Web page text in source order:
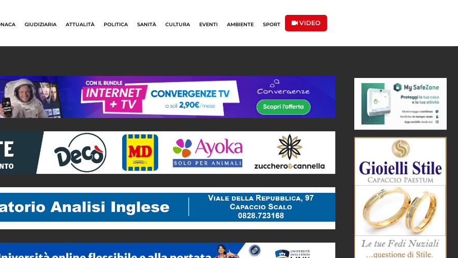
GIUDIZIARIA ATTUALITÀ POLITICA SANITÀ CULTURA EVENTI AMBIENTE SPORT VIDEO